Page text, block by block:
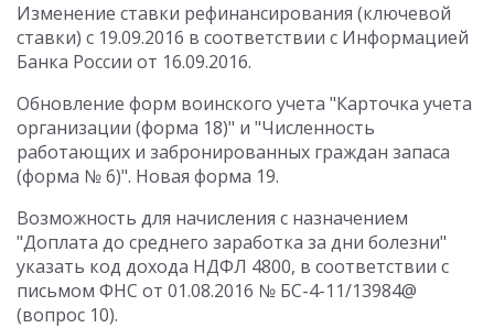
Изменение ставки рефинансирования (ключевой
ставки) с 19.09.2016 в соответствии с Информацией
Банка России от 16.09.2016.
Обновление форм воинского учета "Карточка учета
организации (форма 18)" и "Численность
работающих и забронированных граждан запаса
(форма № 6)". Новая форма 19.
Возможность для начисления с назначением
"Доплата до среднего заработка за дни болезни"
указать код дохода НДФЛ 4800, в соответствии с
письмом ФНС от 01.08.2016 № БС-4-11/13984@
(вопрос 10).